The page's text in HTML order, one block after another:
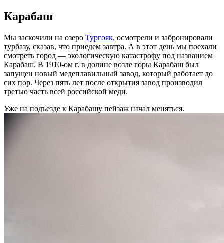
Карабаш
Мы заскочили на озеро Тургояк, осмотрели и забронировали
турбазу, сказав, что приедем завтра. А в этот день мы поехали
смотреть город — экологическую катастрофу под названием
Карабаш. В 1910-ом г. в долине возле горы Карабаш был
запущен новый медеплавильный завод, который работает до
сих пор. Через пять лет после открытия завод производил
третью часть всей российской меди.
Уже на подъезде к Карабашу пейзаж начал меняться.